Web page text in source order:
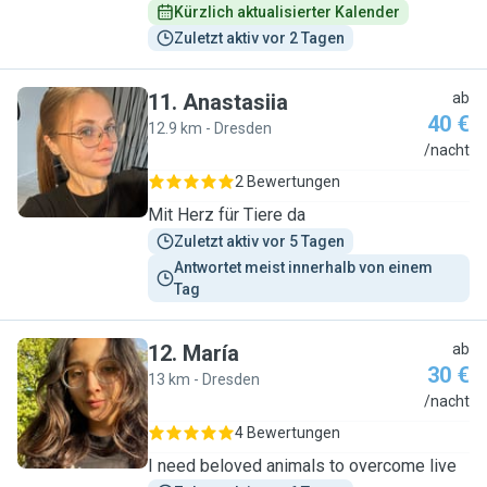
Kürzlich aktualisierter Kalender
Zuletzt aktiv vor 2 Tagen
A
11. Anastasiia
12.9 km - Dresden
ab
40 €
/nacht
2 Bewertungen
Mit Herz für Tiere da
Zuletzt aktiv vor 5 Tagen
Antwortet meist innerhalb von einem
Tag
M
12. María
13 km - Dresden
ab
30 €
/nacht
4 Bewertungen
I need beloved animals to overcome live